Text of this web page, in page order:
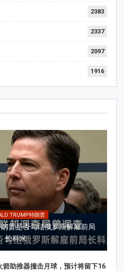
2383
2337
2097
1916
TRUMP特朗普
普是否勾结俄罗斯解雇前局
长科米
箭助推器撞击月球，预计将留下16